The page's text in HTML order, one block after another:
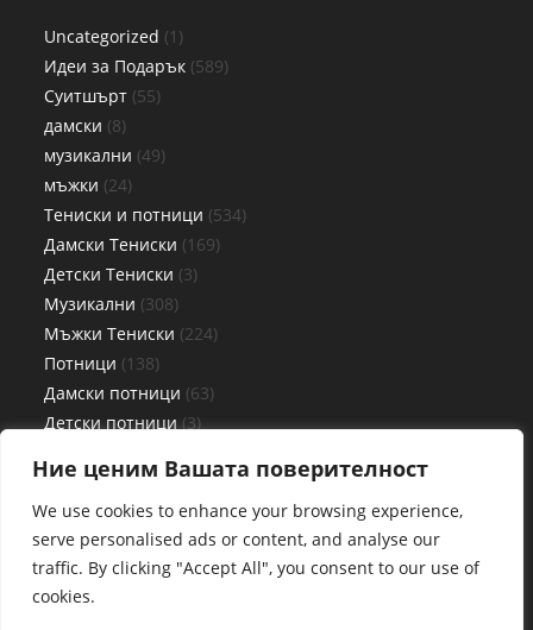
Ние ценим Вашата поверителност
We use cookies to enhance your browsing experience,
serve personalised ads or content, and analyse our
traffic. By clicking "Accept All", you consent to our use of
cookies.
Uncategorized 1
Идеи за Подарък 589
Суитшърт 55
дамски 8
музикални 49
мъжки 24
Тениски и потници 534
Дамски Тениски 169
Детски Тениски 3
Музикални 308
Мъжки Тениски 224
Потници 138
Дамски потници 63
Детски потници 3
Чаши 27